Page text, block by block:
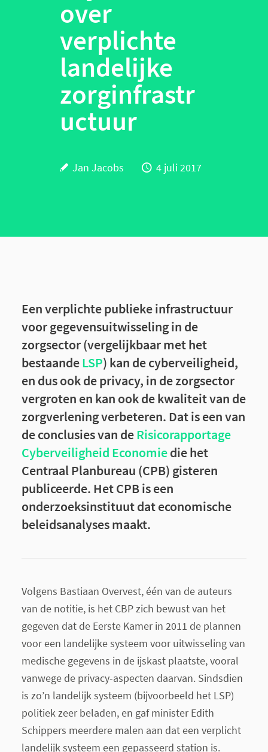
over
verplichte
landelijke
zorginfrastr
uctuur
Jan Jacobs 4 juli 2017
Een verplichte publieke infrastructuur
voor gegevensuitwisseling in de
zorgsector (vergelijkbaar met het
bestaandeLSP) kan de cyberveiligheid,
en dus ook de privacy, in de zorgsector
vergroten en kan ook de kwaliteit van de
zorgverlening verbeteren. Dat is een van
de conclusies van deRisicorapportage
Cyberveiligheid Economiedie het
Centraal Planbureau (CPB) gisteren
publiceerde. Het CPB is een
onderzoeksinstituut dat economische
beleidsanalyses maakt.
Volgens Bastiaan Overvest, één van de auteurs
van de notitie, is het CBP zich bewust van het
gegeven dat de Eerste Kamer in 2011 de plannen
voor een landelijke systeem voor uitwisseling van
medische gegevens in de ijskast plaatste, vooral
vanwege de privacy-aspecten daarvan. Sindsdien
is zo’n landelijk systeem (bijvoorbeeld het LSP)
politiek zeer beladen, en gaf minister Edith
Schippers meerdere malen aan dat een verplicht
landelijk systeem een gepasseerd station is.